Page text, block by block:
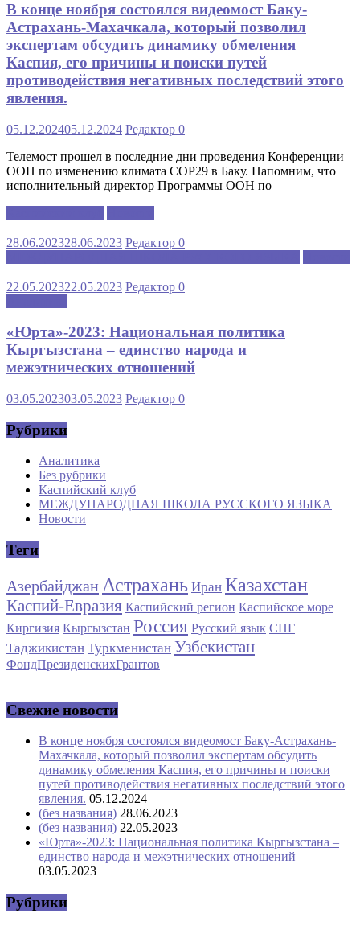
В конце ноября состоялся видеомост Баку-
Астрахань-Махачкала, который позволил
экспертам обсудить динамику обмеления
Каспия, его причины и поиски путей
противодействия негативных последствий этого
явления.
05.12.202405.12.2024 Редактор 0
Телемост прошел в последние дни проведения Конференции
ООН по изменению климата COP29 в Баку. Напомним, что
исполнительный директор Программы ООН по
28.06.202328.06.2023 Редактор 0
22.05.202322.05.2023 Редактор 0
«Юрта»-2023: Национальная политика
Кыргызстана – единство народа и
межэтнических отношений
03.05.202303.05.2023 Редактор 0
Рубрики
Аналитика
Без рубрики
Каспийский клуб
МЕЖДУНАРОДНАЯ ШКОЛА РУССКОГО ЯЗЫКА
Новости
Теги
Азербайджан Астрахань Иран Казахстан
Каспий-Евразия Каспийский регион Каспийское море
Киргизия Кыргызстан Россия Русский язык СНГ
Таджикистан Туркменистан Узбекистан
ФондПрезиденскихГрантов
Свежие новости
В конце ноября состоялся видеомост Баку-Астрахань-
Махачкала, который позволил экспертам обсудить
динамику обмеления Каспия, его причины и поиски
путей противодействия негативных последствий этого
явления. 05.12.2024
(без названия) 28.06.2023
(без названия) 22.05.2023
«Юрта»-2023: Национальная политика Кыргызстана –
единство народа и межэтнических отношений
03.05.2023
Рубрики